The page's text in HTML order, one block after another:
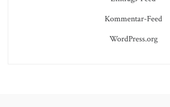
Kommentar-Feed
WordPress.org